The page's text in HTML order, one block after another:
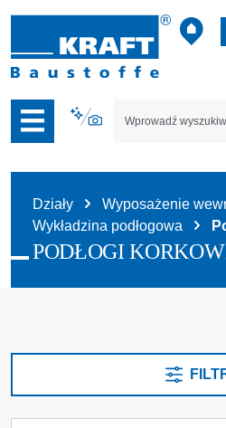
do nawigacji na platformie
Działy
Wyposażenie
Wykładzina podłogowa
PODŁOGI